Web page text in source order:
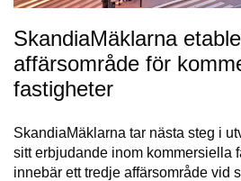
SkandiaMäklarna
affärsområde för
fastigheter
SkandiaMäklarna tar nästa steg i
sitt erbjudande inom kommersiella
innebär ett tredje affärsområde vid